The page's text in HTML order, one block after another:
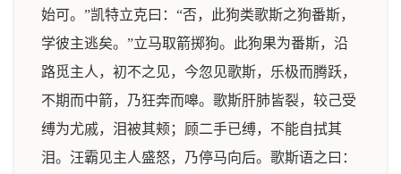
始可。”凯特立克曰：“否，此狗类歌斯之狗番斯，
学彼主逃矣。”立马取箭掷狗。此狗果为番斯，沿
路觅主人，初不之见，今忽见歌斯，乐极而腾跃，
不期而中箭，乃狂奔而嗥。歌斯肝肺皆裂，较己受
缚为尤戚，泪被其颊；顾二手已缚，不能自拭其
泪。汪霸见主人盛怒，乃停马向后。歌斯语之曰：